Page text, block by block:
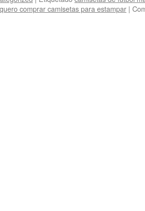
quero comprar camisetas para estampar |